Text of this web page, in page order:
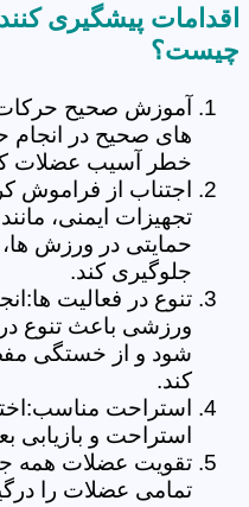
اقدامات پیشگیری
چیست؟
آموزش صحیح حرکات:
های صحیح در
خطر آسیب عضلات
اجتناب از فراموش
تجهیزات ایمنی،
حمایتی در ورزش
جلوگیری کند.
تنوع در فعالیت
ورزشی باعث تنوع
شود و از خستگی
کند.
استراحت
استراحت و بازیابی
تقویت عضلات همه
تمامی عضلات را